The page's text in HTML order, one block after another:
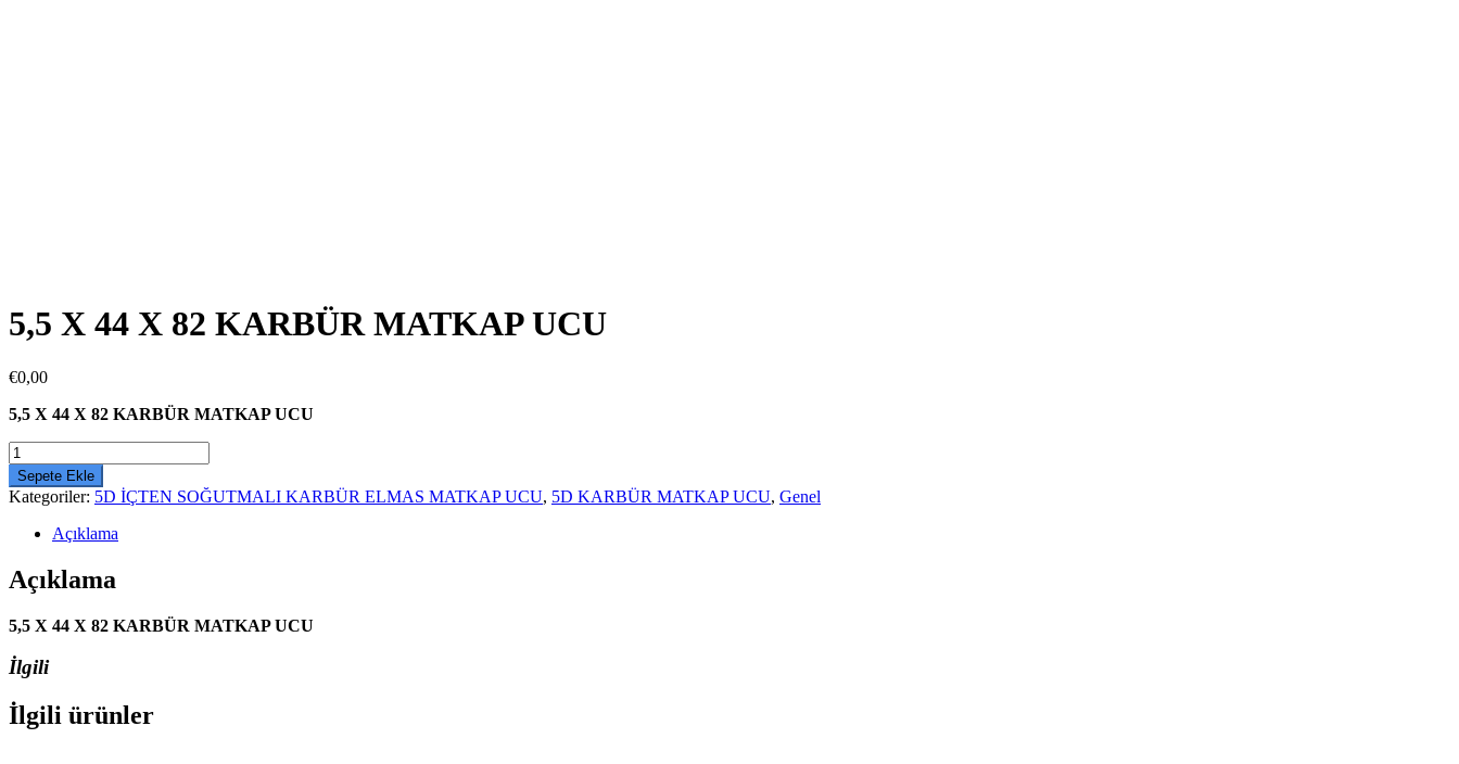
5,5 X 44 X 82 KARBÜR MATKAP UCU
€0,00
5,5 X 44 X 82 KARBÜR MATKAP UCU
5,5
X
44
X
KARBÜR
MATKAP
UCU
Sepete Ekle
Kategoriler: 5D İÇTEN SOĞUTMALI KARBÜR ELMAS MATKAP UCU, 5D KARBÜR MATKAP UCU, Genel
Açıklama
Açıklama
5,5 X 44 X 82 KARBÜR MATKAP UCU
İlgili
İlgili ürünler